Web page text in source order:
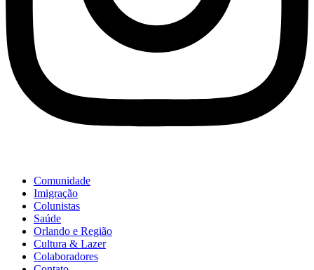
Comunidade
Imigração
Colunistas
Saúde
Orlando e Região
Cultura & Lazer
Colaboradores